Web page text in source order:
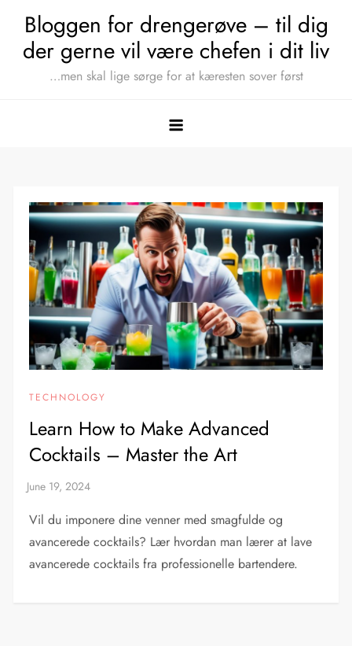
content
Bloggen for drengerøve – til dig
der gerne vil være chefen i dit liv
…men skal lige sørge for at kæresten sover først
TECHNOLOGY
Learn How to Make Advanced
Cocktails – Master the Art
Vil du imponere dine venner med smagfulde og
avancerede cocktails? Lær hvordan man lærer at lave
avancerede cocktails fra professionelle bartendere.